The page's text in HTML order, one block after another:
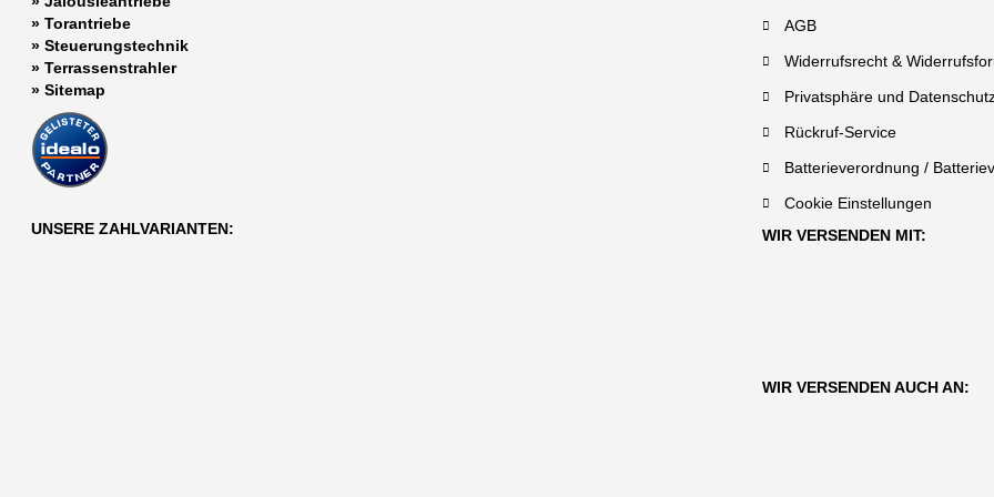
»Torantriebe
» Steuerungstechnik
»Terrassenstrahler
»Sitemap
AGB
Widerrufsrecht &
Privatsphäre und
Rückruf-Service
Batterieverordnung /
Cookie Einstellungen
UNSERE ZAHLVARIANTEN:
WIR VERSENDEN MIT:
WIR VERSENDEN AUCH AN: